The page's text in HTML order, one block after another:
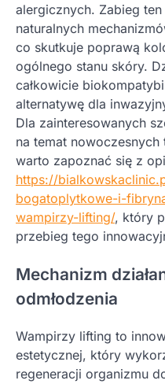
alergicznych. Zabieg
naturalnych
co skutkuje poprawą
ogólnego stanu skóry.
całkowicie
alternatywę dla
Dla zainteresowanych
na temat nowoczesnych
warto zapoznać się z
https://
bogatoplytkowe-i-
wampirzy-lifting/, który
przebieg tego
Mechanizm
odmłodzenia
Wampirzy lifting to
estetycznej, który
regeneracji organizmu